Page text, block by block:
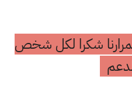
شكرا لكل شخص